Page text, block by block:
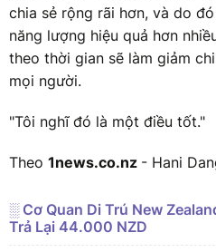
chia sẻ rộng rãi hơn, và do
năng lượng hiệu quả hơn
theo thời gian sẽ làm giảm
mọi người.
"Tôi nghĩ đó là một điều tốt."
Theo 1news.co.nz - Hani
░ Cơ Quan Di Trú New
Trả Lại 44.000 NZD